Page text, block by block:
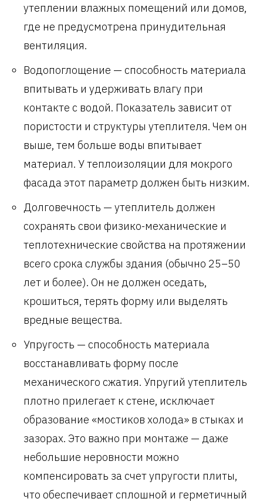
утеплении влажных помещений или домов,
где не предусмотрена принудительная
вентиляция.
Водопоглощение — способность материала
впитывать и удерживать влагу при
контакте с водой. Показатель зависит от
пористости и структуры утеплителя. Чем он
выше, тем больше воды впитывает
материал. У теплоизоляции для мокрого
фасада этот параметр должен быть низким.
Долговечность — утеплитель должен
сохранять свои физико-механические и
теплотехнические свойства на протяжении
всего срока службы здания (обычно 25–50
лет и более). Он не должен оседать,
крошиться, терять форму или выделять
вредные вещества.
Упругость — способность материала
восстанавливать форму после
механического сжатия. Упругий утеплитель
плотно прилегает к стене, исключает
образование «мостиков холода» в стыках и
зазорах. Это важно при монтаже — даже
небольшие неровности можно
компенсировать за счет упругости плиты,
что обеспечивает сплошной и герметичный